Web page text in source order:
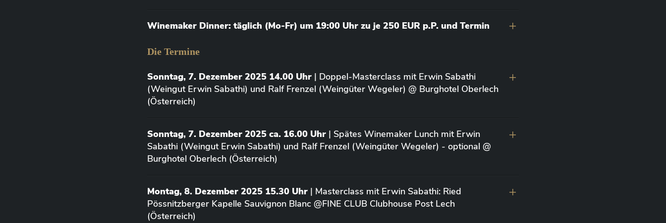
Winemaker Dinner: täglich (Mo-Fr) um 19:00 Uhr zu je 250 EUR p.P. und Termin
Die Termine
Sonntag, 7. Dezember 2025 14.00 Uhr | Doppel-Masterclass mit Erwin Sabathi
(Weingut Erwin Sabathi) und Ralf Frenzel (Weingüter Wegeler) @ Burghotel Oberlech
(Österreich)
Sonntag, 7. Dezember 2025 ca. 16.00 Uhr | Spätes Winemaker Lunch mit Erwin
Sabathi (Weingut Erwin Sabathi) und Ralf Frenzel (Weingüter Wegeler) - optional @
Burghotel Oberlech (Österreich)
Montag, 8. Dezember 2025 15.30 Uhr | Masterclass mit Erwin Sabathi: Ried
Pössnitzberger Kapelle Sauvignon Blanc @FINE CLUB Clubhouse Post Lech
(Österreich)